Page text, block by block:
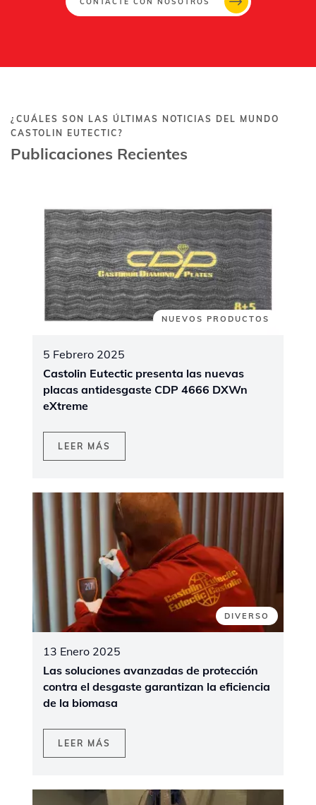
¿CUÁLES SON LAS ÚLTIMAS NOTICIAS DEL MUNDO
CASTOLIN EUTECTIC?
Publicaciones Recientes
NUEVOS PRODUCTOS
5 Febrero 2025
Castolin Eutectic presenta las nuevas
placas antidesgaste CDP 4666 DXWn
eXtreme
LEER MÁS
DIVERSO
13 Enero 2025
Las soluciones avanzadas de protección
contra el desgaste garantizan la eficiencia
de la biomasa
LEER MÁS